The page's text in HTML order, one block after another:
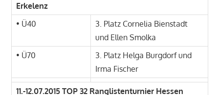
Erkelenz
• Ü40
3. Platz Cornelia Bienstadt
und Ellen Smolka
• Ü70
3. Platz Helga Burgdorf und
Irma Fischer
11.-12.07.2015 TOP 32 Ranglistenturnier Hessen